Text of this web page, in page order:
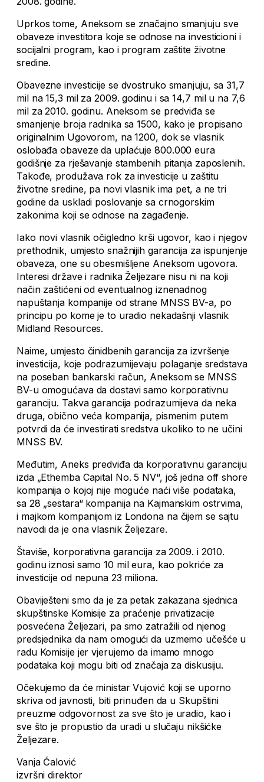
Uprkos tome, Aneksom se značajno smanjuju sve
obaveze investitora koje se odnose na investicioni i
socijalni program, kao i program zaštite životne
sredine.
Obavezne investicije se dvostruko smanjuju, sa 31,7
mil na 15,3 mil za 2009. godinu i sa 14,7 mil u na 7,6
mil za 2010. godinu. Aneksom se predviđa se
smanjenje broja radnika sa 1500, kako je propisano
originalnim Ugovorom, na 1200, dok se vlasnik
oslobađa obaveze da uplaćuje 800.000 eura
godišnje za rješavanje stambenih pitanja zaposlenih.
Takođe, produžava rok za investicije u zaštitu
životne sredine, pa novi vlasnik ima pet, a ne tri
godine da uskladi poslovanje sa crnogorskim
zakonima koji se odnose na zagađenje.
Iako novi vlasnik očigledno krši ugovor, kao i njegov
prethodnik, umjesto snažnijih garancija za ispunjenje
obaveza, one su obesmišljene Aneksom ugovora.
Interesi države i radnika Željezare nisu ni na koji
način zaštićeni od eventualnog iznenadnog
napuštanja kompanije od strane MNSS BV-a, po
principu po kome je to uradio nekadašnji vlasnik
Midland Resources.
Naime, umjesto činidbenih garancija za izvršenje
investicija, koje podrazumijevaju polaganje sredstava
na poseban bankarski račun, Aneksom se MNSS
BV-u omogućava da dostavi samo korporativnu
garanciju. Takva garancija podrazumijeva da neka
druga, obično veća kompanija, pismenim putem
potvrdi da će investirati sredstva ukoliko to ne učini
MNSS BV.
Međutim, Aneks predviđa da korporativnu garanciju
izda „Ethemba Capital No. 5 NV“, još jedna off shore
kompanija o kojoj nije moguće naći više podataka,
sa 28 „sestara“ kompanija na Kajmanskim ostrvima,
i majkom kompanijom iz Londona na čijem se sajtu
navodi da je ona vlasnik Željezare.
Štaviše, korporativna garancija za 2009. i 2010.
godinu iznosi samo 10 mil eura, kao pokriće za
investicije od nepuna 23 miliona.
Obaviješteni smo da je za petak zakazana sjednica
skupštinske Komisije za praćenje privatizacije
posvećena Željezari, pa smo zatražili od njenog
predsjednika da nam omogući da uzmemo učešće u
radu Komisije jer vjerujemo da imamo mnogo
podataka koji mogu biti od značaja za diskusiju.
Očekujemo da će ministar Vujović koji se uporno
skriva od javnosti, biti prinuđen da u Skupštini
preuzme odgovornost za sve što je uradio, kao i
sve što je propustio da uradi u slučaju nikšićke
Željezare.
Vanja Ćalović
izvršni direktor